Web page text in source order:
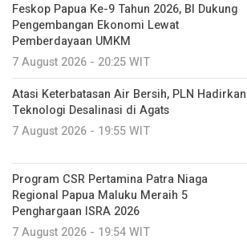
Feskop Papua Ke-9 Tahun 2026, BI Dukung
Pengembangan Ekonomi Lewat
Pemberdayaan UMKM
7 August 2026 - 20:25 WIT
Atasi Keterbatasan Air Bersih, PLN Hadirkan
Teknologi Desalinasi di Agats
7 August 2026 - 19:55 WIT
Program CSR Pertamina Patra Niaga
Regional Papua Maluku Meraih 5
Penghargaan ISRA 2026
7 August 2026 - 19:54 WIT